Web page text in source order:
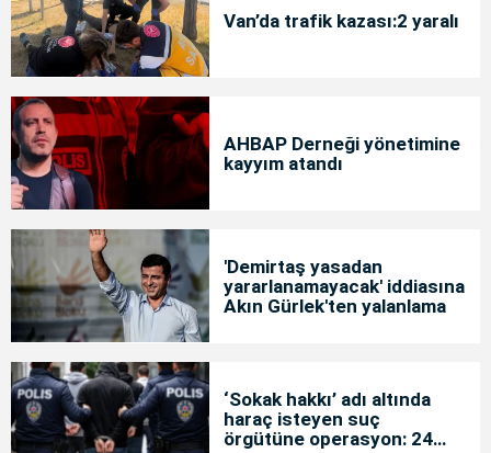
Van’da trafik kazası:2 yaralı
AHBAP Derneği yönetimine
kayyım atandı
'Demirtaş yasadan
yararlanamayacak' iddiasına
Akın Gürlek'ten yalanlama
‘Sokak hakkı’ adı altında
haraç isteyen suç
örgütüne operasyon: 24